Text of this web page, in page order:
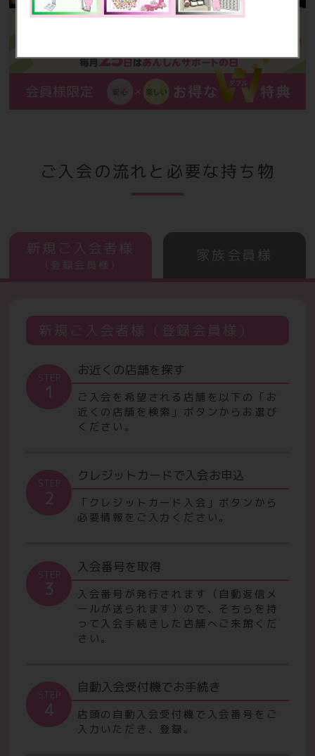
ご入会の流れと必要な持ち物
新規ご入会者様
（登録会員様）
家族会員様
新規ご入会者様（登録会員様）
STEP
1
お近くの店舗を探す
ご入会を希望される店舗を以下の「お
近くの店舗を検索」ボタンからお選び
ください。
STEP
2
クレジットカードで入会お申込
「クレジットカード入会」ボタンから
必要情報をご入力ください。
STEP
3
入会番号を取得
入会番号が発行されます（自動返信メ
ールが送られます）ので、 そちらを持
って入会手続きした店舗へご来館くだ
さい。
STEP
4
自動入会受付機でお手続き
店頭の自動入会受付機で入会番号をご
入力いただき、登録。